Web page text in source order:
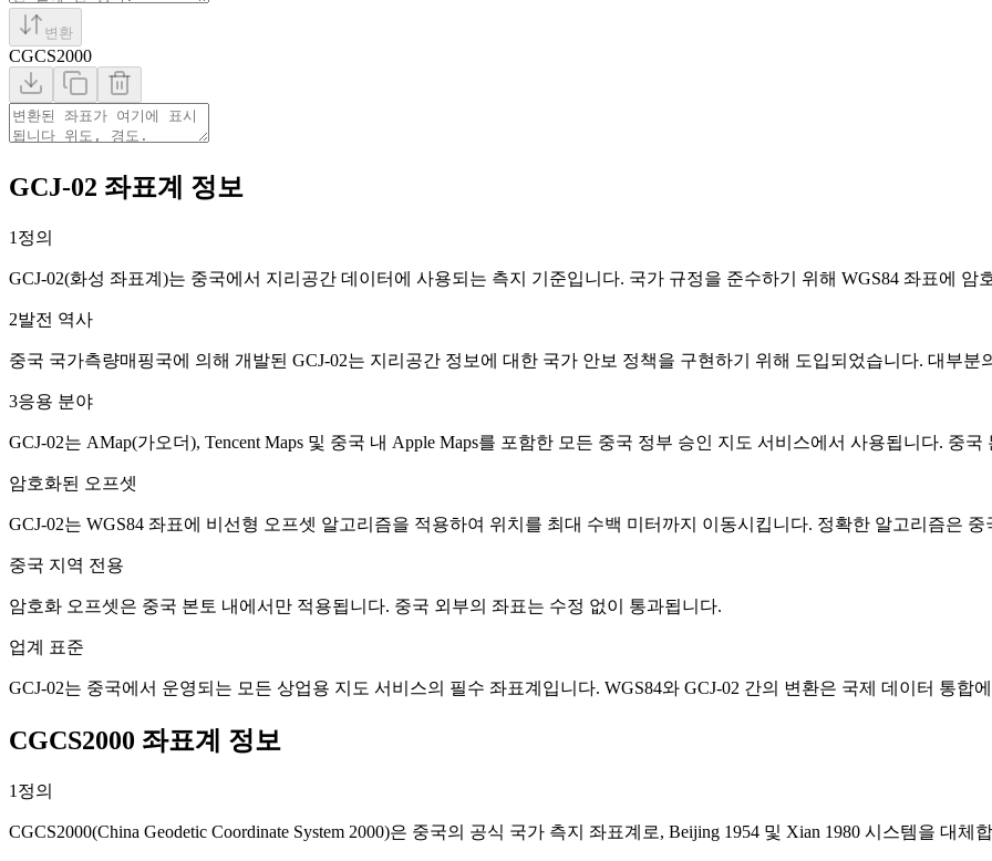
변환
CGCS2000
GCJ-02 좌표계 정보
1 정의
GCJ-02(화성 좌표계)는 중국에서 지리공간 데이터에 사용되는 측지 기준입니다. 국가 규정을 준수하기 위해 WGS84 좌표에 암
2발전 역사
중국 국가측량매핑국에 의해 개발된 GCJ-02는 지리공간 정보에 대한 국가 안보 정책을 구현하기 위해 도입되었습니다. 대부
3응용 분야
GCJ-02는 AMap(가오더), Tencent Maps 및 중국 내 Apple Maps를 포함한 모든 중국 정부 승인 지도 서비스에서 사용됩니다. 중
암호화된 오프셋
GCJ-02는 WGS84 좌표에 비선형 오프셋 알고리즘을 적용하여 위치를 최대 수백 미터까지 이동시킵니다. 정확한 알고리즘은
중국 지역 전용
암호화 오프셋은 중국 본토 내에서만 적용됩니다. 중국 외부의 좌표는 수정 없이 통과됩니다.
업계 표준
GCJ-02는 중국에서 운영되는 모든 상업용 지도 서비스의 필수 좌표계입니다. WGS84와 GCJ-02 간의 변환은 국제 데이터 통합
CGCS2000 좌표계 정보
1 정의
CGCS2000(China Geodetic Coordinate System 2000)은 중국의 공식 국가 측지 좌표계로, Beijing 1954 및 Xian 1980 시스템을 대체